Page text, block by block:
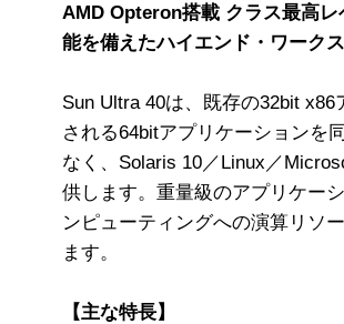
AMD Opteron搭載 クラス最高
能を備えたハイエンド・ワーク
Sun Ultra 40は、既存の32bit
される64bitアプリケーションを
なく、Solaris 10／Linux／
供します。重量級のアプリケー
ンピューティングへの演算リソ
ます。
【主な特長】